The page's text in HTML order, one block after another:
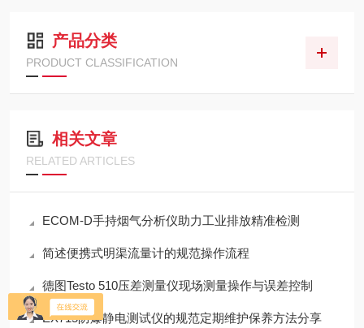
产品分类
PRODUCT CLASSIFICATION
相关文章
RELATED ARTICLES
ECOM-D手持烟气分析仪助力工业排放精准检测
简述便携式明渠流量计的规范操作流程
德图Testo 510压差测量仪现场测量操作与误差控制
EX715防爆静电测试仪的规范定期维护保养方法分享